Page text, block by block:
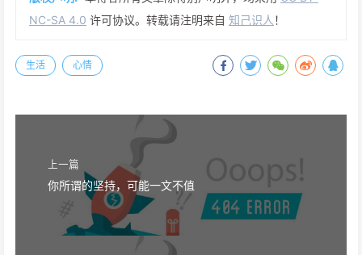
NC-SA 4.0 许可协议。转载请注明来自 知己识人 ！
生活 心情
上一篇
你所谓的坚持，可能一文不值